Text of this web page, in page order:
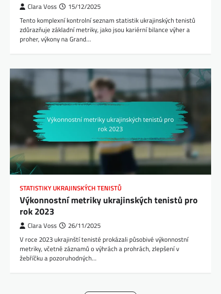
Clara Voss 15/12/2025
Tento komplexní kontrolní seznam statistik ukrajinských tenistů
zdůrazňuje základní metriky, jako jsou kariérní bilance výher a
proher, výkony na Grand…
STATISTIKY UKRAJINSKÝCH TENISTŮ
Výkonnostní metriky ukrajinských tenistů pro
rok 2023
Clara Voss 26/11/2025
V roce 2023 ukrajinští tenisté prokázali působivé výkonnostní
metriky, včetně záznamů o výhrách a prohrách, zlepšení v
žebříčku a pozoruhodných…